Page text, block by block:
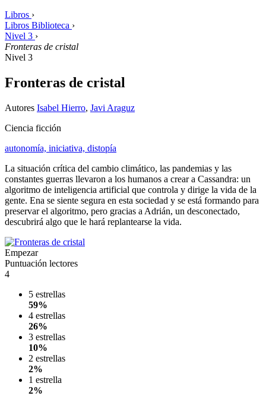
Libros ›
Libros Biblioteca ›
Nivel 3 ›
Fronteras de cristal
Nivel 3
Fronteras de cristal
Autores Isabel Hierro, Javi Araguz
Ciencia ficción
autonomía, iniciativa, distopía
La situación crítica del cambio climático, las pandemias y las
constantes guerras llevaron a los humanos a crear a Cassandra: un
algoritmo de inteligencia artificial que controla y dirige la vida de la
gente. Ena se siente segura en esta sociedad y se está formando para
preservar el algoritmo, pero gracias a Adrián, un desconectado,
descubrirá algo que le hará replantearse la vida.
Empezar
Puntuación lectores
4
5 estrellas
59%
4 estrellas
26%
3 estrellas
10%
2 estrellas
2%
1 estrella
2%